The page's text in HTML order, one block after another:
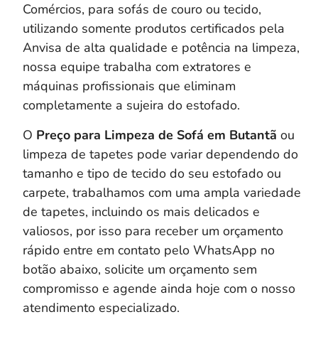
Comércios, para sofás de couro ou tecido,
utilizando somente produtos certificados pela
Anvisa de alta qualidade e potência na limpeza,
nossa equipe trabalha com extratores e
máquinas profissionais que eliminam
completamente a sujeira do estofado.
O Preço para Limpeza de Sofá em Butantã ou
limpeza de tapetes pode variar dependendo do
tamanho e tipo de tecido do seu estofado ou
carpete, trabalhamos com uma ampla variedade
de tapetes, incluindo os mais delicados e
valiosos, por isso para receber um orçamento
rápido entre em contato pelo WhatsApp no
botão abaixo, solicite um orçamento sem
compromisso e agende ainda hoje com o nosso
atendimento especializado.